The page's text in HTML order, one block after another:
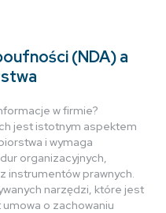
(NDA) a
w firmie?
jest istotnym aspektem
i wymaga
organizacyjnych,
instrumentów prawnych.
narzędzi, które jest
o zachowaniu